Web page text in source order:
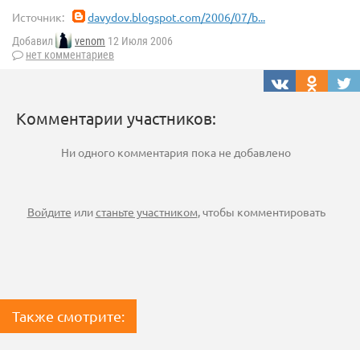
Источник: davydov.blogspot.com/2006/07/b...
Добавил venom 12 Июля 2006
нет комментариев
Комментарии участников:
Ни одного комментария пока не добавлено
Войдите илистаньте участником, чтобы комментировать
Также смотрите: